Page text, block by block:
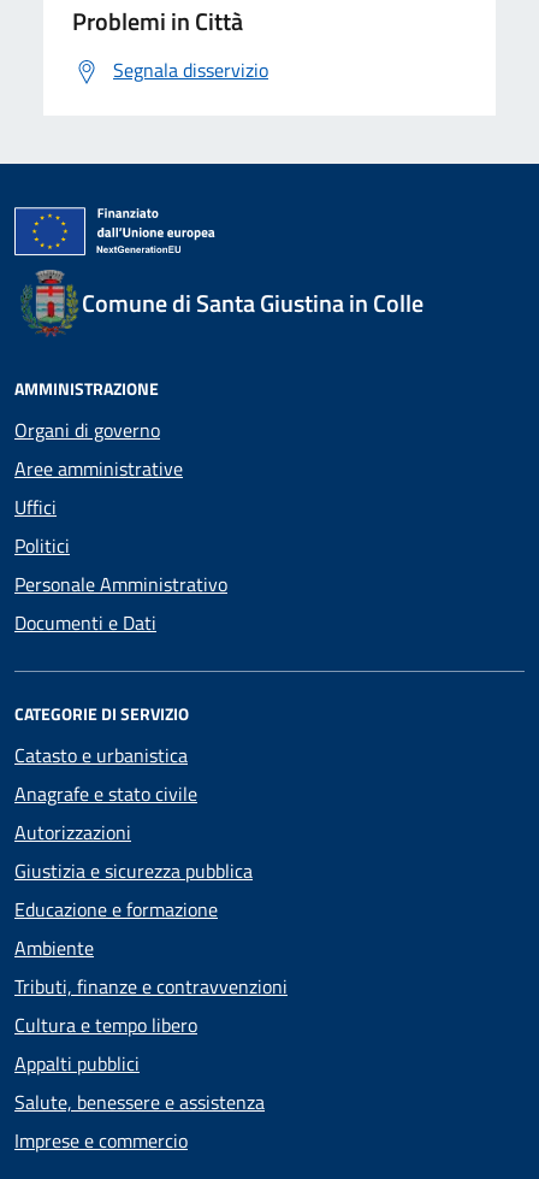
Problemi in Città
Segnala disservizio
Comune di Santa Giustina in Colle
AMMINISTRAZIONE
Organi di governo
Aree amministrative
Uffici
Politici
Personale Amministrativo
Documenti e Dati
CATEGORIE DI SERVIZIO
Catasto e urbanistica
Anagrafe e stato civile
Autorizzazioni
Giustizia e sicurezza pubblica
Educazione e formazione
Ambiente
Tributi, finanze e contravvenzioni
Cultura e tempo libero
Appalti pubblici
Salute, benessere e assistenza
Imprese e commercio